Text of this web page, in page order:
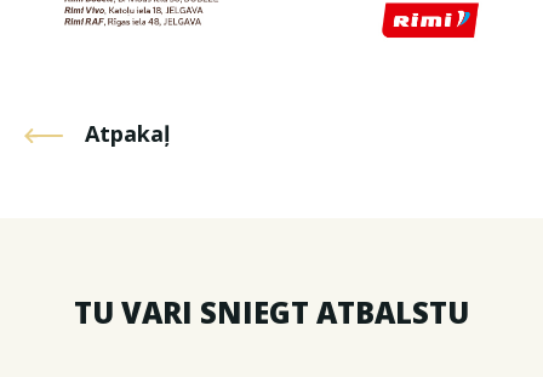
Atpakaļ
TU VARI SNIEGT ATBALSTU